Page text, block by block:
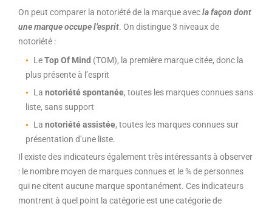
On peut comparer la notoriété de la marque avecla façon dont
une marque occupe l’esprit. On distingue 3 niveaux de
notoriété :
LeTop Of Mind (TOM), la première marque citée, donc la
plus présente à l’esprit
La notoriété spontanée, toutes les marques connues sans
liste, sans support
La notoriété assistée, toutes les marques connues sur
présentation d’une liste.
Il existe des indicateurs également très intéressants à observer
: le nombre moyen de marques connues et le % de personnes
qui ne citent aucune marque spontanément. Ces indicateurs
montrent à quel point la catégorie est une catégorie de